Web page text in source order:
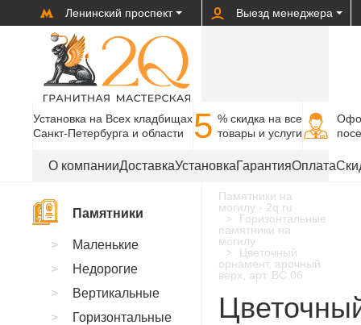
Ленинский проспект Выезд менеджера
Установка на Всех кладбищах
Санкт-Петербурга и области
5 % cкидка на все
товары и услуги
О компанииДоставкаУстановкаГарантияОплата
Памятники на
могилу - 2q.ru
Горизонтальные
памятники на
могилу
Цветочный
орнамент, арочный
верх, арт. BC.06
Памятники
Маленькие
Недорогие
Вертикальные
Горизонтальные